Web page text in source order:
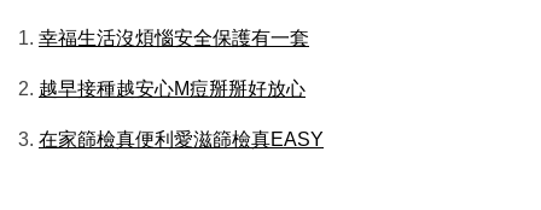
1. 幸福生活沒煩惱安全保護有一套
2. 越早接種越安心M痘掰掰好放心
3. 在家篩檢真便利愛滋篩檢真EASY